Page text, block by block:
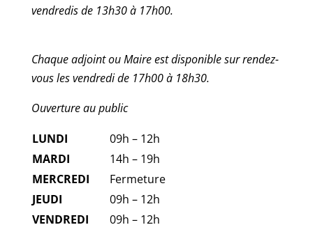
vendredis de 13h30 à 17h00.
Chaque adjoint ou Maire est disponible sur rendez-
vous les vendredi de 17h00 à 18h30.
Ouverture au public
LUNDI
09h – 12h
MARDI
14h – 19h
MERCREDI
Fermeture
JEUDI
09h – 12h
VENDREDI
09h – 12h